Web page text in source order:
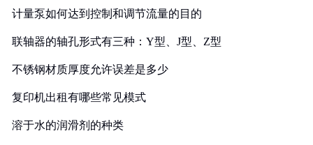
计量泵如何达到控制和调节流量的目的
联轴器的轴孔形式有三种：Y型、J型、Z型
不锈钢材质厚度允许误差是多少
复印机出租有哪些常见模式
溶于水的润滑剂的种类